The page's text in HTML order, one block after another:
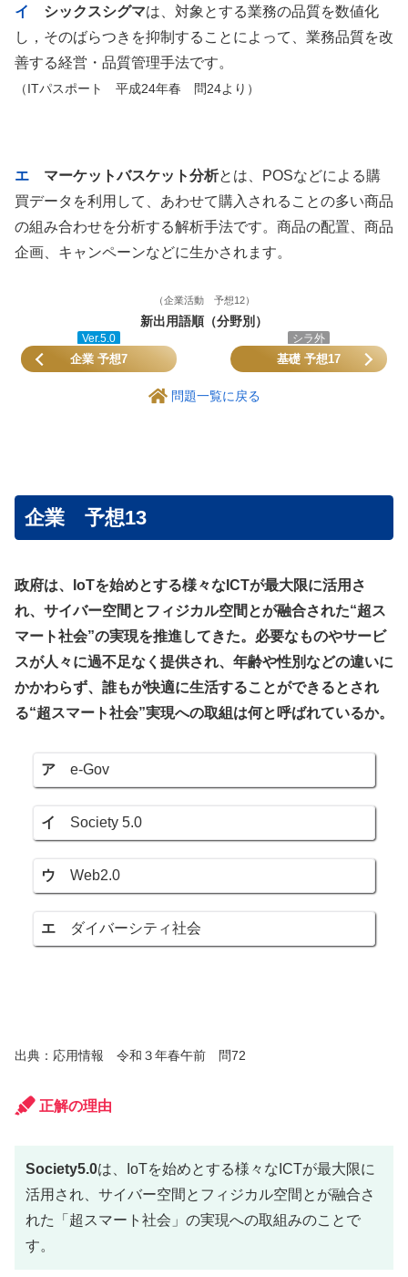
イ シックスシグマは、対象とする業務の品質を数値化
し，そのばらつきを抑制することによって、業務品質を改
善する経営・品質管理手法です。
（ITパスポート 平成24年春 問24より）
エ マーケットバスケット分析とは、POSなどによる購
買データを利用して、あわせて購入されることの多い商品
の組み合わせを分析する解析手法です。商品の配置、商品
企画、キャンペーンなどに生かされます。
（企業活動 予想12）
新出用語順（分野別）
Ver.5.0 シラ外
企業 予想7 基礎 予想17
問題一覧に戻る
企業 予想13
政府は、IoTを始めとする様々なICTが最大限に活用さ
れ、サイバー空間とフィジカル空間とが融合された“超ス
マート社会”の実現を推進してきた。必要なものやサービ
スが人々に過不足なく提供され、年齢や性別などの違いに
かかわらず、誰もが快適に生活することができるとされ
る“超スマート社会”実現への取組は何と呼ばれているか。
ア e-Gov
イ Society 5.0
ウ Web2.0
エ ダイバーシティ社会
出典：応用情報 令和３年春午前 問72
正解の理由
Society5.0は、IoTを始めとする様々なICTが最大限に
活用され、サイバー空間とフィジカル空間とが融合さ
れた「超スマート社会」の実現への取組みのことで
す。